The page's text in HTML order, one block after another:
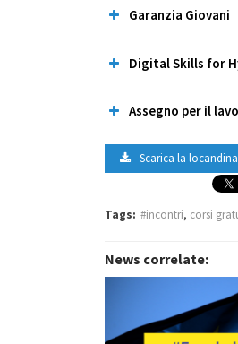
Garanzia Giovani
Digital Skills for
Assegno per il
Scarica la locandina
Tags: #incontri, corsi
News correlate: